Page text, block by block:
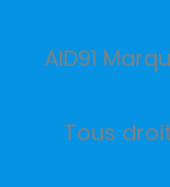
AID91
Tous